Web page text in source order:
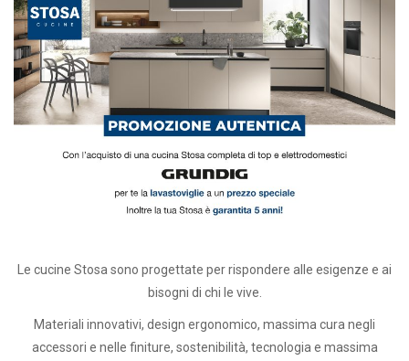
Le cucine Stosa sono progettate per rispondere alle esigenze e ai
bisogni di chi le vive.
Materiali innovativi, design ergonomico, massima cura negli
accessori e nelle finiture, sostenibilità, tecnologia e massima